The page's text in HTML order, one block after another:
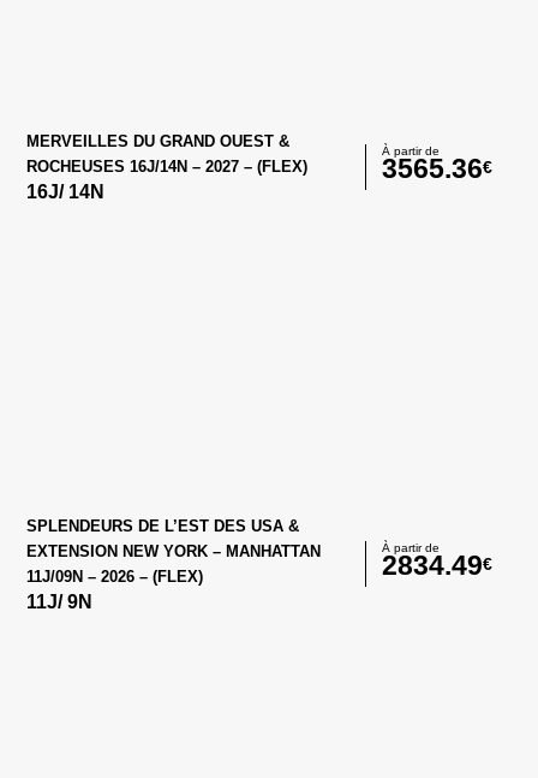
MERVEILLES DU GRAND OUEST &
ROCHEUSES 16J/14N – 2027 – (FLEX)
16J/ 14N
À partir de
3565.36€
SPLENDEURS DE L’EST DES USA &
EXTENSION NEW YORK – MANHATTAN
11J/09N – 2026 – (FLEX)
11J/9N
À partir de
2834.49€